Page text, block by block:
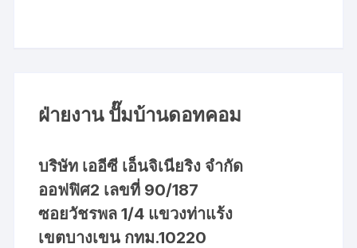
ฝ่ายงาน ปั๊มบ้านดอทคอม
บริษัท เออีซี เอ็นจิเนียริง จำกัด
ออฟฟิศ2 เลขที่ 90/187
ซอยวัชรพล 1/4 แขวงท่าแร้ง
เขตบางเขน กทม.10220